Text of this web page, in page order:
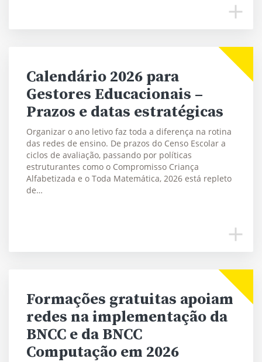
Calendário 2026 para
Gestores Educacionais –
Prazos e datas estratégicas
Organizar o ano letivo faz toda a diferença na rotina
das redes de ensino. De prazos do Censo Escolar a
ciclos de avaliação, passando por políticas
estruturantes como o Compromisso Criança
Alfabetizada e o Toda Matemática, 2026 está repleto
de…
Formações gratuitas apoiam
redes na implementação da
BNCC e da BNCC
Computação em 2026